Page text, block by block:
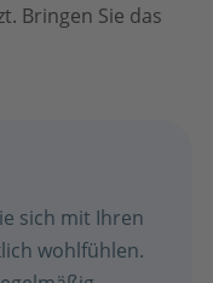
Bringen Sie das
sich mit Ihren
wohlfühlen.